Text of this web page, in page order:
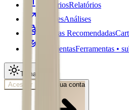
RelatóriosRelatórios
AnálisesAnálises
Carteiras Recomendadas
FerramentasFerramentas •
Tema
Acessar
Abra sua conta